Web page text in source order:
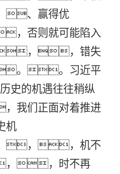
、赢得优
否则就可能陷入
，，错失
。。习近平
史的机遇往往稍纵
们正面对着推进
机
，，机不
，时不再